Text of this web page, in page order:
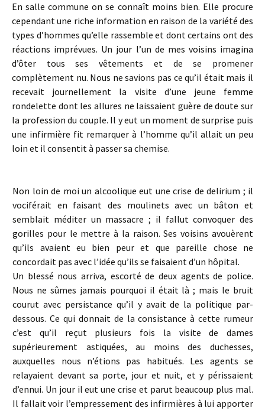
En salle commune on se connaît moins bien. Elle procure
cependant une riche information en raison de la variété des
types d’hommes qu’elle rassemble et dont certains ont des
réactions imprévues. Un jour l’un de mes voisins imagina
d’ôter tous ses vêtements et de se promener
complètement nu. Nous ne savions pas ce qu’il était mais il
recevait journellement la visite d’une jeune femme
rondelette dont les allures ne laissaient guère de doute sur
la profession du couple. Il y eut un moment de surprise puis
une infirmière fit remarquer à l’homme qu’il allait un peu
loin et il consentit à passer sa chemise.
Non loin de moi un alcoolique eut une crise de delirium ; il
vociférait en faisant des moulinets avec un bâton et
semblait méditer un massacre ; il fallut convoquer des
gorilles pour le mettre à la raison. Ses voisins avouèrent
qu’ils avaient eu bien peur et que pareille chose ne
concordait pas avec l’idée qu’ils se faisaient d’un hôpital.
Un blessé nous arriva, escorté de deux agents de police.
Nous ne sûmes jamais pourquoi il était là ; mais le bruit
courut avec persistance qu’il y avait de la politique par-
dessous. Ce qui donnait de la consistance à cette rumeur
c’est qu’il reçut plusieurs fois la visite de dames
supérieurement astiquées, au moins des duchesses,
auxquelles nous n’étions pas habitués. Les agents se
relayaient devant sa porte, jour et nuit, et y périssaient
d’ennui. Un jour il eut une crise et parut beaucoup plus mal.
Il fallait voir l’empressement des infirmières à lui apporter